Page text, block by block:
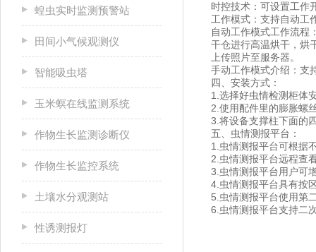
蝗虫实时监测预警站
田间小气候观测仪
智能吸虫塔
玉米螟在线监测系统
作物生长监测诊断仪
作物生长监控系统
土壤水分观测站
性诱测报灯
时控技术：可设置工作
工作模式：支持自动工
自动工作模式工作流
干仓进行高温烘干，
上传照片至服务器。
手动工作模式介绍：支
四、安装方式：
1.选择好虫情检测柜体
2.使用配件里的膨胀螺
3.将设备支撑柱下面的
五、虫情测报平台：
1.虫情测报平台可根据
2.虫情测报平台远程查
3.虫情测报平台用户可
4.虫情测报平台具有按
5.虫情测报平台使用第
6.虫情测报平台支持二